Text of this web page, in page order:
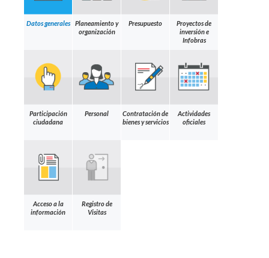
Datos generales
Planeamiento y
organización
Presupuesto
Proyectos de
inversión e
Infobras
Participación
ciudadana
Personal
Contratación de
bienes y servicios
Actividades
oficiales
Acceso a la
información
Registro de
Visitas